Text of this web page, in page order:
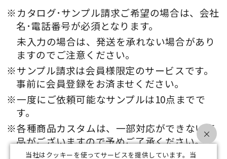
※カタログ･サンプル請求ご希望の場合は、会社
名･電話番号が必須となります。
未入力の場合は、発送を承れない場合があり
ますのでご注意ください。
※サンプル請求は会員様限定のサービスです。
事前に会員登録をお済ませください。
※一度にご依頼可能なサンプルは10点までで
す。
※各種商品カスタムは、一部対応ができない商
品がございますので予めご了承ください。
当社はクッキーを使ってサービスを提供しています。当
×